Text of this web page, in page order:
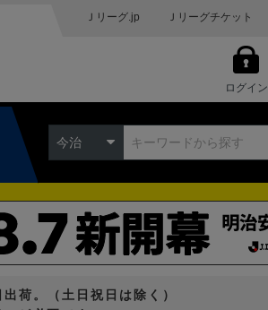
Ｊリーグ.jp Ｊリーグチケット
ログイン
今治
荷。（土日祝日は除く）